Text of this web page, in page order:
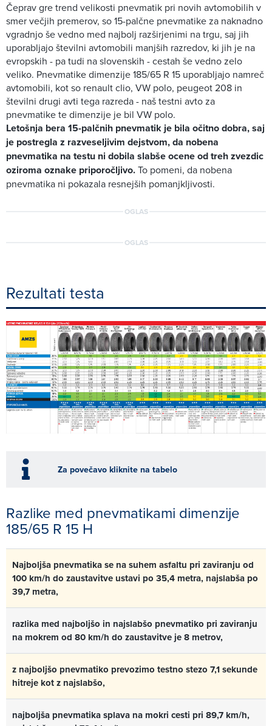
Čeprav gre trend velikosti pnevmatik pri novih avtomobilih v
smer večjih premerov, so 15-palčne pnevmatike za naknadno
vgradnjo še vedno med najbolj razširjenimi na trgu, saj jih
uporabljajo številni avtomobili manjših razredov, ki jih je na
evropskih - pa tudi na slovenskih - cestah še vedno zelo
veliko. Pnevmatike dimenzije 185/65 R 15 uporabljajo namreč
avtomobili, kot so renault clio, VW polo, peugeot 208 in
številni drugi avti tega razreda - naš testni avto za
pnevmatike te dimenzije je bil VW polo.
Letošnja bera 15-palčnih pnevmatik je bila očitno dobra, saj
je postregla z razveseljivim dejstvom, da nobena
pnevmatika na testu ni dobila slabše ocene od treh zvezdic
oziroma oznake priporočljivo.To pomeni, da nobena
pnevmatika ni pokazala resnejših pomanjkljivosti.
OGLAS
OGLAS
Rezultati testa
Za povečavo kliknite na tabelo
Razlike med pnevmatikami dimenzije
185/65 R 15 H
Najboljša pnevmatika se na suhem asfaltu pri zaviranju od
100 km/h do zaustavitve ustavi po 35,4 metra, najslabša po
39,7 metra,
razlika med najboljšo in najslabšo pnevmatiko pri zaviranju
na mokrem od 80 km/h do zaustavitve je 8 metrov,
z najboljšo pnevmatiko prevozimo testno stezo 7,1 sekunde
hitreje kot z najslabšo,
najboljša pnevmatika splava na mokri cesti pri 89,7 km/h,